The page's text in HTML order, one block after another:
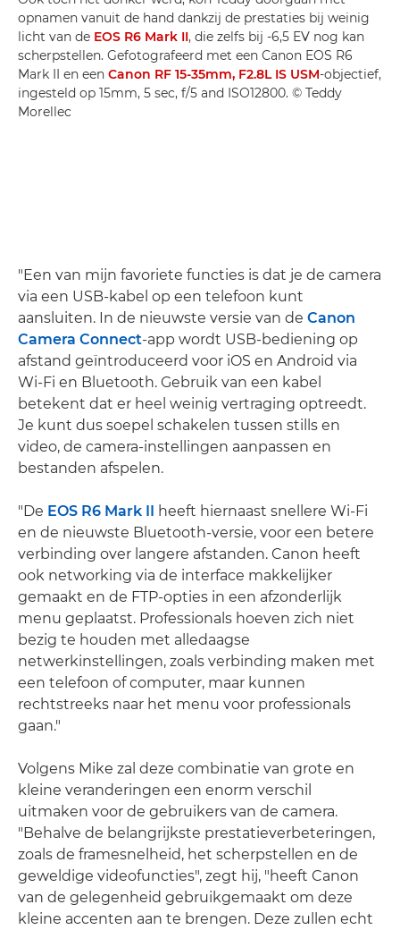
opnamen vanuit de hand dankzij de prestaties bij weinig
licht van de EOS R6 Mark II, die zelfs bij -6,5 EV nog kan
scherpstellen. Gefotografeerd met een Canon EOS R6
Mark II en een Canon RF 15-35mm, F2.8L IS USM-objectief,
ingesteld op 15mm, 5 sec, f/5 and ISO12800. © Teddy
Morellec
"Een van mijn favoriete functies is dat je de camera
via een USB-kabel op een telefoon kunt
aansluiten. In de nieuwste versie van de Canon
Camera Connect-app wordt USB-bediening op
afstand geïntroduceerd voor iOS en Android via
Wi-Fi en Bluetooth. Gebruik van een kabel
betekent dat er heel weinig vertraging optreedt.
Je kunt dus soepel schakelen tussen stills en
video, de camera-instellingen aanpassen en
bestanden afspelen.
"De EOS R6 Mark II heeft hiernaast snellere Wi-Fi
en de nieuwste Bluetooth-versie, voor een betere
verbinding over langere afstanden. Canon heeft
ook networking via de interface makkelijker
gemaakt en de FTP-opties in een afzonderlijk
menu geplaatst. Professionals hoeven zich niet
bezig te houden met alledaagse
netwerkinstellingen, zoals verbinding maken met
een telefoon of computer, maar kunnen
rechtstreeks naar het menu voor professionals
gaan."
Volgens Mike zal deze combinatie van grote en
kleine veranderingen een enorm verschil
uitmaken voor de gebruikers van de camera.
"Behalve de belangrijkste prestatieverbeteringen,
zoals de framesnelheid, het scherpstellen en de
geweldige videofuncties", zegt hij, "heeft Canon
van de gelegenheid gebruikgemaakt om deze
kleine accenten aan te brengen. Deze zullen echt